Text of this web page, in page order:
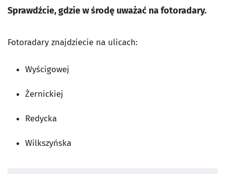
Sprawdźcie, gdzie w środę uważać na fotoradary.
Fotoradary znajdziecie na ulicach:
Wyścigowej
Żernickiej
Redycka
Wilkszyńska